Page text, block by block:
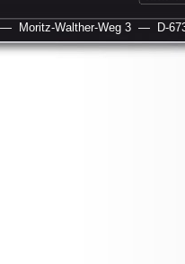
— Moritz-Walther-Weg 3 — D-